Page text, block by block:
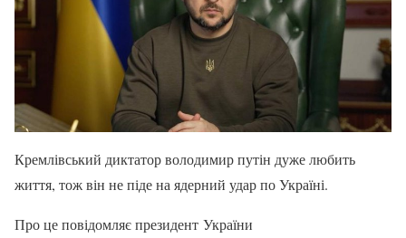
Кремлівський диктатор володимир путін дуже любить
життя, тож він не піде на ядерний удар по Україні.
Про це повідомляє президент України